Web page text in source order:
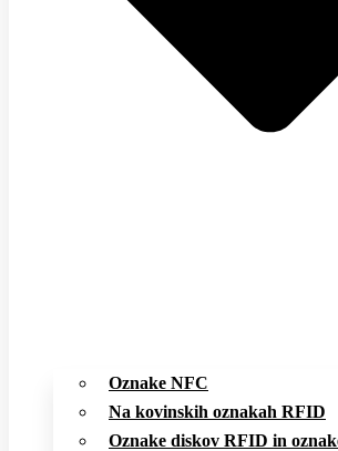
Oznake NFC
Na kovinskih oznakah RFID
Oznake diskov RFID in